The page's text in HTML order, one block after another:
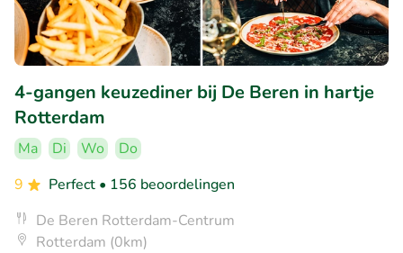
4-gangen keuzediner bij De Beren in hartje
Rotterdam
Ma Di Wo
Do
9
Perfect • 156 beoordelingen
De Beren Rotterdam-Centrum
Rotterdam (0km)